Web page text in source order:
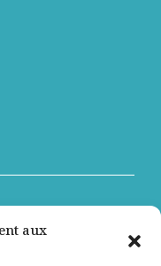
aux